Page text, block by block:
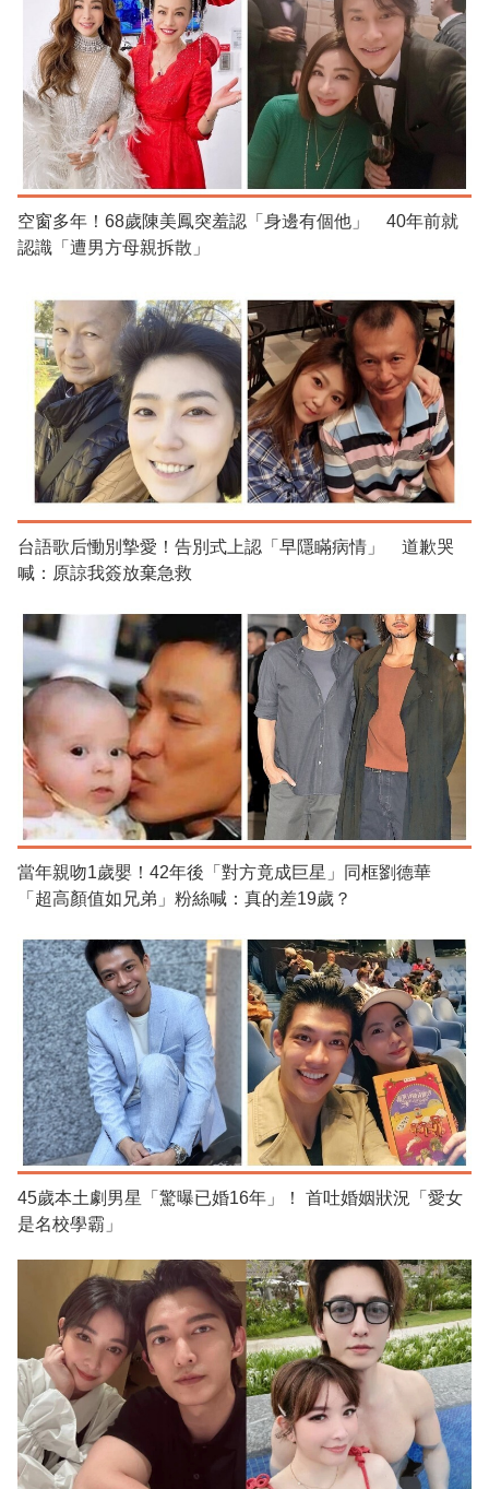
空窗多年！68歲陳美鳳突羞認「身邊有個他」 40年前就
認識「遭男方母親拆散」
台語歌后慟別摯愛！告別式上認「早隱瞞病情」 道歉哭
喊：原諒我簽放棄急救
當年親吻1歲嬰！42年後「對方竟成巨星」同框劉德華
「超高顏值如兄弟」粉絲喊：真的差19歲？
45歲本土劇男星「驚曝已婚16年」！ 首吐婚姻狀況「愛女
是名校學霸」